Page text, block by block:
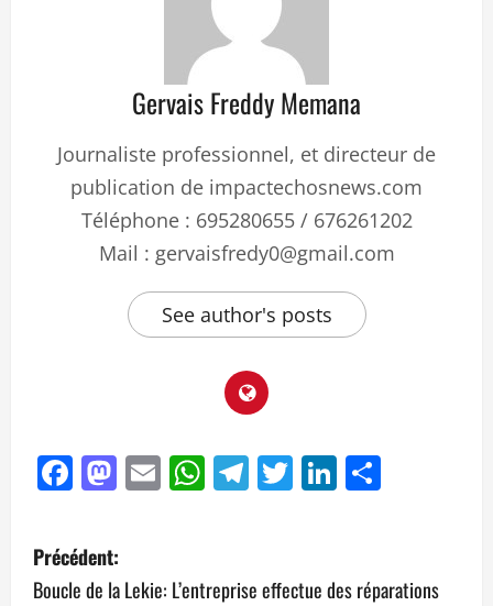
Gervais Freddy Memana
Journaliste professionnel, et directeur de
publication de impactechosnews.com
Téléphone : 695280655 / 676261202
Mail : gervaisfredy0@gmail.com
See author's posts
Facebook
Mastodon
EmailWhatsApp
Telegram
TwitterLinkedIn
Précédent:
Boucle de la Lekie: L’entreprise effectue des réparations